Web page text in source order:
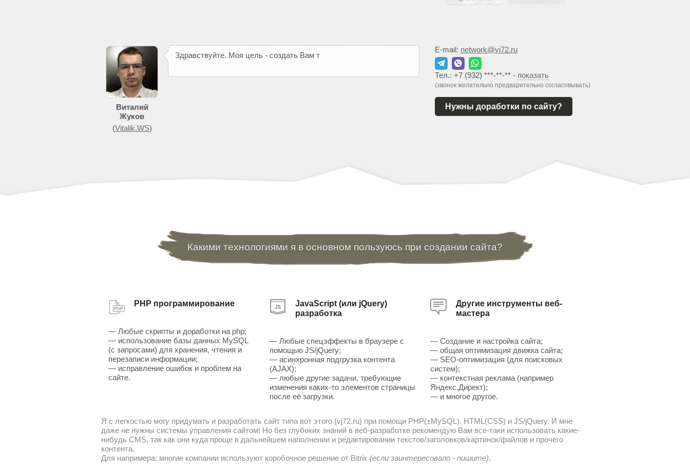
Виталий
Жуков
(Vitalik.WS)
Здравствуйте. Моя цель - создать Вам т
E-mail: network@vj72.ru
Тел.: +7 (932) ***-**-** - показать
(звонок желательно предварительно согласовывать)
Нужны доработки по сайту?
Какими технологиями я в основном пользуюсь при создании сайта?
PHP программирование
— Любые скрипты и доработки на php;
— использование базы данных MySQL
(с запросами) для хранения, чтения и
перезаписи информации;
— исправление ошибок и проблем на
сайте.
JavaScript (или jQuery)
разработка
— Любые спецэффекты в браузере с
помощью JS/jQuery;
— асинхронная подгрузка контента
(AJAX);
— любые другие задачи, требующие
изменения каких-то элементов страницы
после её загрузки.
Другие инструменты веб-
мастера
— Создание и настройка сайта;
— общая оптимизация движка сайта;
— SEO-оптимизация (для поисковых
систем);
— контекстная реклама (например
Яндекс.Директ);
— и многое другое.
Я с легкостью могу придумать и разработать сайт типа вот этого (vj72.ru) при помощи PHP(±MySQL), HTML(CSS) и JS/jQuery. И мне
даже не нужны системы управления сайтом! Но без глубоких знаний в веб-разработке рекомендую Вам все-таки использовать какие-
нибудь CMS, так как они куда проще в дальнейшем наполнении и редактировании текстов/заголовков/картинок/файлов и прочего
контента.
Для напримера: многие компании используют коробочное решение от Bitrix (если заинтересовало - пишите).